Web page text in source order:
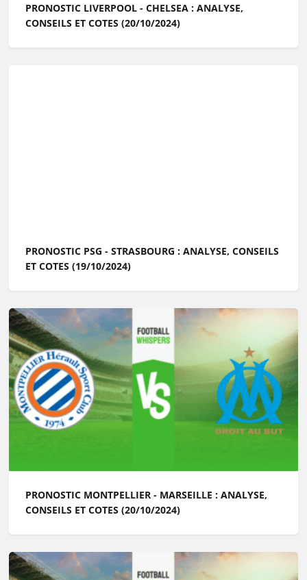
PRONOSTIC LIVERPOOL - CHELSEA : ANALYSE,
CONSEILS ET COTES (20/10/2024)
PRONOSTIC PSG - STRASBOURG : ANALYSE, CONSEILS
ET COTES (19/10/2024)
PRONOSTIC MONTPELLIER - MARSEILLE : ANALYSE,
CONSEILS ET COTES (20/10/2024)